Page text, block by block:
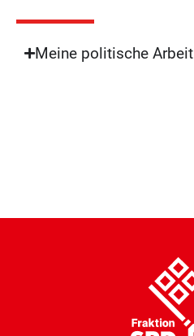
Meine politische Arbeit